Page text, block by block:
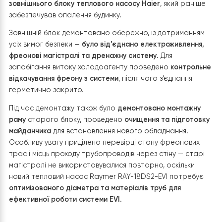
2. Демонтаж зовнішнього блоку
насосу
На наступному етапі було виконанодемонтаж
зовнішнього блоку теплового насосу Haier